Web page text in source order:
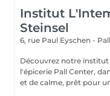
Institut
Steinsel
6, rue Paul Eyschen -
Découvrez notre institut
l'épicerie Pall Center,
et de calme, prêt pour